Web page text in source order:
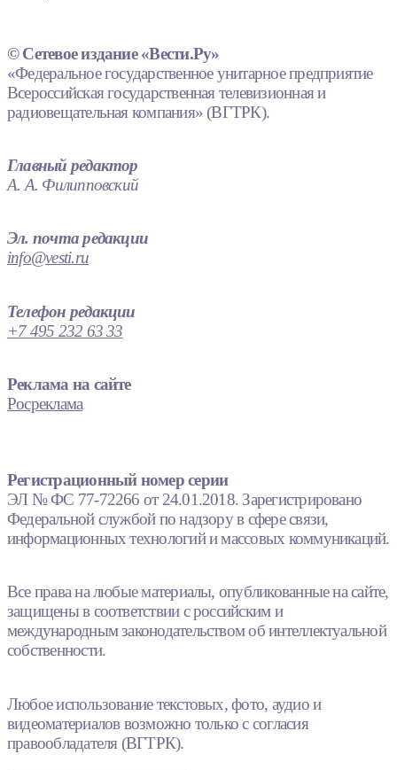
© Сетевое издание «Вести.Ру»
«Федеральное государственное унитарное предприятие
Всероссийская государственная телевизионная и
радиовещательная компания» (ВГТРК).
Главный редактор
А. А. Филипповский
Эл. почта редакции
info@vesti.ru
Телефон редакции
+7 495 232 63 33
Реклама на сайте
Росреклама
Регистрационный номер серии
ЭЛ № ФС 77-72266 от 24.01.2018. Зарегистрировано
Федеральной службой по надзору в сфере связи,
информационных технологий и массовых коммуникаций.
Все права на любые материалы, опубликованные на сайте,
защищены в соответствии с российским и
международным законодательством об интеллектуальной
собственности.
Любое использование текстовых, фото, аудио и
видеоматериалов возможно только с согласия
правообладателя (ВГТРК).